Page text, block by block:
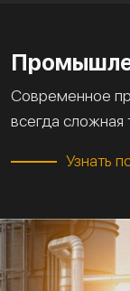
Современное
всегда сложная
Узнать